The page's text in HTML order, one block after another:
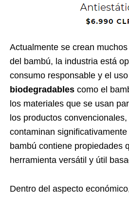
Actualmente se crean
del bambú, la industria está
consumo responsable y el
biodegradables como el
los materiales que se usan
los productos
contaminan
bambú contiene propiedades
herramienta versátil y útil
Dentro del aspecto